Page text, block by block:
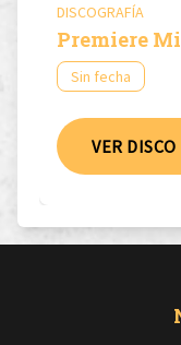
DISCOGRAFÍA
Premiere
Sin fecha
VER DISCO